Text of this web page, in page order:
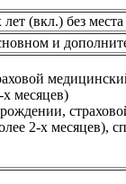
(вкл.) без
и
месяцев)
рождении,
2-х месяцев),